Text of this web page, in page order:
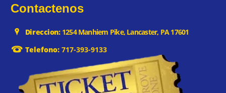
Contactenos
Direccion:1254 Manhiem Pike, Lancaster, PA 17601
Telefono:717-393-9133